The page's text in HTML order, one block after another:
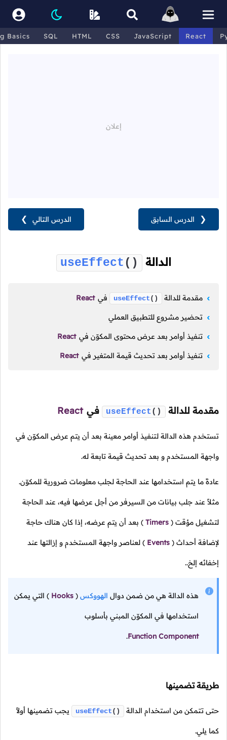
Basics SQL HTML CSS JavaScript React
الدرس التالي ❯ ❮ الدرس السابق
الدالة useEffect ()
مقدمة للدالة useEffect() في React
تحضير مشروع للتطبيق العملي
تنفيذ أوامر بعد عرض محتوى المكوّن في React
تنفيذ أوامر بعد تحديث قيمة المتغير في React
مقدمة للدالة useEffect () في React
تستخدم هذه الدالة لتنفيذ أوامر معينة بعد أن يتم عرض المكوّن في
واجهة المستخدم و بعد تحديث قيمة تابعة له.
عادةً ما يتم استخدامها عند الحاجة لجلب معلومات ضرورية للمكوّن.
مثلاً عند جلب بيانات من السيرفر من أجل عرضها فيه، عند الحاجة
لتشغيل مؤقت (
Timers
) بعد أن يتم عرضه، إذا كان هناك حاجة
لإضافة أحداث (
Events
) لعناصر واجهة المستخدم و إزالتها عند
إخفائه إلخ..
هذه الدالة هي من ضمن دوال الهووكس (
Hooks
) التي يمكن
استخدامها في المكوّن المبني بأسلوب
Function Component
.
طريقة تضمينها
حتى تتمكن من استخدام الدالة useEffect() يجب تضمينها أولاً
كما يلي.